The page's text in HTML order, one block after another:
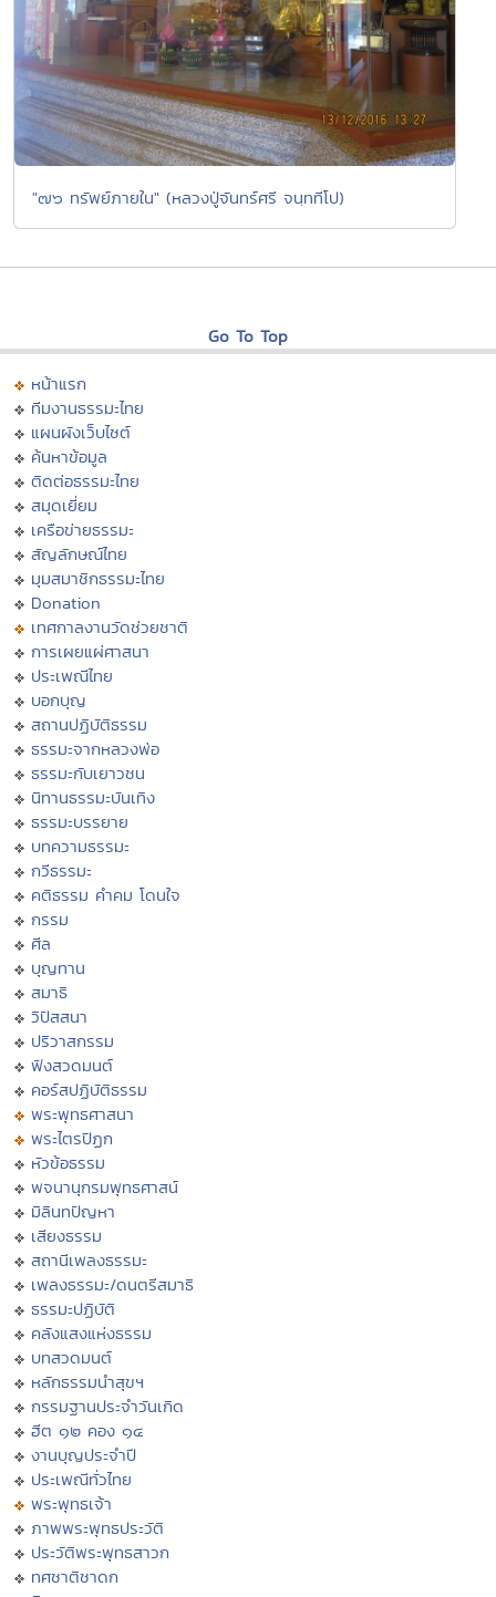
"๗๖ ทรัพย์ภายใน" (หลวงปู่จันทร์ศรี จนฺททีโป)
Go To Top
หน้าแรก
ทีมงานธรรมะไทย
แผนผังเว็บไซต์
ค้นหาข้อมูล
ติดต่อธรรมะไทย
สมุดเยี่ยม
เครือข่ายธรรมะ
สัญลักษณ์ไทย
มุมสมาชิกธรรมะไทย
Donation
เทศกาลงานวัดช่วยชาติ
การเผยแผ่ศาสนา
ประเพณีไทย
บอกบุญ
สถานปฏิบัติธรรม
ธรรมะจากหลวงพ่อ
ธรรมะกับเยาวชน
นิทานธรรมะบันเทิง
ธรรมะบรรยาย
บทความธรรมะ
กวีธรรมะ
คติธรรม คำคม โดนใจ
กรรม
ศีล
บุญทาน
สมาธิ
วิปัสสนา
ปริวาสกรรม
ฟังสวดมนต์
คอร์สปฏิบัติธรรม
พระพุทธศาสนา
พระไตรปิฏก
หัวข้อธรรม
พจนานุกรมพุทธศาสน์
มิลินทปัญหา
เสียงธรรม
สถานีเพลงธรรมะ
เพลงธรรมะ/ดนตรีสมาธิ
ธรรมะปฏิบัติ
คลังแสงแห่งธรรม
บทสวดมนต์
หลักธรรมนำสุขฯ
กรรมฐานประจำวันเกิด
ฮีต ๑๒ คอง ๑๔
งานบุญประจำปี
ประเพณีทั่วไทย
พระพุทธเจ้า
ภาพพระพุทธประวัติ
ประวัติพระพุทธสาวก
ทศชาติชาดก